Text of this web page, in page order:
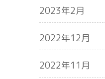
2023年2月
2022年12月
2022年11月